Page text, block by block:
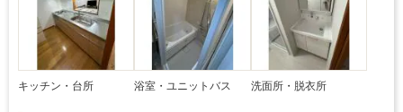
キッチン・台所 浴室・ユニットバス 洗面所・脱衣所